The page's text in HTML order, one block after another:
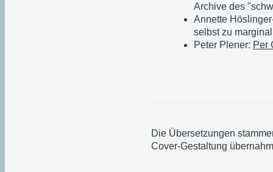
Archive des
Annette
selbst zu
Peter Plener: Per
Die Übersetzungen
Cover-Gestaltung